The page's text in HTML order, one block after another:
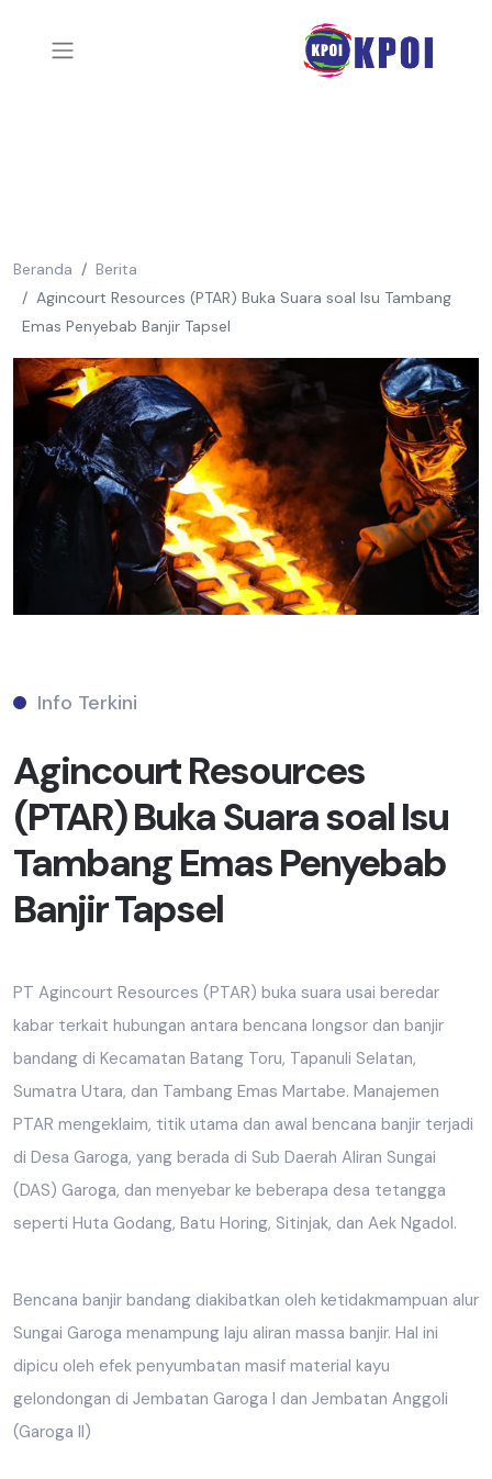
Beranda
Berita
Agincourt Resources (PTAR) Buka Suara soal Isu Tambang
Emas Penyebab Banjir Tapsel
Info Terkini
Agincourt Resources
(PTAR) Buka Suara soal Isu
Tambang Emas Penyebab
Banjir Tapsel
PT Agincourt Resources (PTAR) buka suara usai beredar
kabar terkait hubungan antara bencana longsor dan banjir
bandang di Kecamatan Batang Toru, Tapanuli Selatan,
Sumatra Utara, dan Tambang Emas Martabe. Manajemen
PTAR mengeklaim, titik utama dan awal bencana banjir terjadi
di Desa Garoga, yang berada di Sub Daerah Aliran Sungai
(DAS) Garoga, dan menyebar ke beberapa desa tetangga
seperti Huta Godang, Batu Horing, Sitinjak, dan Aek Ngadol.
Bencana banjir bandang diakibatkan oleh ketidakmampuan alur
Sungai Garoga menampung laju aliran massa banjir. Hal ini
dipicu oleh efek penyumbatan masif material kayu
gelondongan di Jembatan Garoga I dan Jembatan Anggoli
(Garoga II)